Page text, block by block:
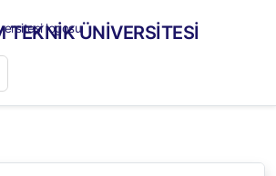
TEKNİK ÜNİVERSİTESİ